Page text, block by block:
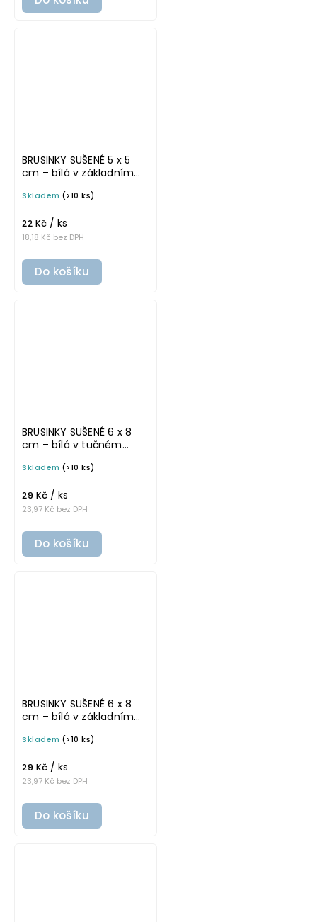
BRUSINKY SUŠENÉ 5 x 5
cm – bílá v základním
samolepka na
Skladem (>10 ks)
18,18 Kč bez DPH
22 Kč / ks
Do košíku
BRUSINKY SUŠENÉ 6 x 8
cm – bílá v tučném
samolepka na
Skladem (>10 ks)
23,97 Kč bez DPH
29 Kč / ks
Do košíku
BRUSINKY SUŠENÉ 6 x 8
cm – bílá v základním
samolepka na
Skladem (>10 ks)
23,97 Kč bez DPH
29 Kč / ks
Do košíku